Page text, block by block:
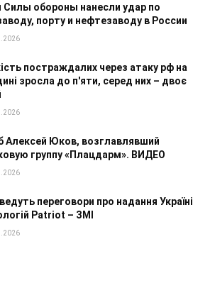
Силы обороны нанесли удар по
порту и нефтезаводу в России
постраждалих через атаку рф на
зросла до п'яти, серед них – двоє
Алексей Юков, возглавлявший
группу «Плацдарм». ВИДЕО
переговори про надання Україні
Patriot – ЗМІ